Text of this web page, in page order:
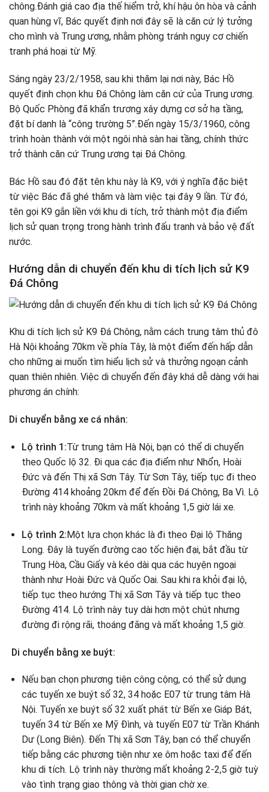
chông.Đánh giá cao địa thế hiểm trở, khí hậu ôn hòa và cảnh
quan hùng vĩ, Bác quyết định nơi đây sẽ là căn cứ lý tưởng
cho mình và Trung ương, nhằm phòng tránh nguy cơ chiến
tranh phá hoại từ Mỹ.
Sáng ngày 23/2/1958, sau khi thăm lại nơi này, Bác Hồ
quyết định chọn khu Đá Chông làm căn cứ của Trung ương.
Bộ Quốc Phòng đã khẩn trương xây dựng cơ sở hạ tầng,
đặt bí danh là “công trường 5”.Đến ngày 15/3/1960, công
trình hoàn thành với một ngôi nhà sàn hai tầng, chính thức
trở thành căn cứ Trung ương tại Đá Chông.
Bác Hồ sau đó đặt tên khu này là K9, với ý nghĩa đặc biệt
từ việc Bác đã ghé thăm và làm việc tại đây 9 lần. Từ đó,
tên gọi K9 gắn liền với khu di tích, trở thành một địa điểm
lịch sử quan trọng trong hành trình đấu tranh và bảo vệ đất
nước.
Hướng dẫn di chuyển đến khu di tích lịch sử K9
Đá Chông
Khu di tích lịch sử K9 Đá Chông, nằm cách trung tâm thủ đô
Hà Nội khoảng 70km về phía Tây, là một điểm đến hấp dẫn
cho những ai muốn tìm hiểu lịch sử và thưởng ngoạn cảnh
quan thiên nhiên. Việc di chuyển đến đây khá dễ dàng với hai
phương án chính:
Di chuyển bằng xe cá nhân:
Lộ trình 1:Từ trung tâm Hà Nội, bạn có thể di chuyển
theo Quốc lộ 32. Đi qua các địa điểm như Nhổn, Hoài
Đức và đến Thị xã Sơn Tây. Từ Sơn Tây, tiếp tục đi theo
Đường 414 khoảng 20km để đến Đồi Đá Chông, Ba Vì. Lộ
trình này khoảng 70km và mất khoảng 1,5 giờ lái xe.
Lộ trình 2:Một lựa chọn khác là đi theo Đại lộ Thăng
Long. Đây là tuyến đường cao tốc hiện đại, bắt đầu từ
Trung Hòa, Cầu Giấy và kéo dài qua các huyện ngoại
thành như Hoài Đức và Quốc Oai. Sau khi ra khỏi đại lộ,
tiếp tục theo hướng Thị xã Sơn Tây và tiếp tục theo
Đường 414. Lộ trình này tuy dài hơn một chút nhưng
đường đi rộng rãi, thoáng đãng và mất khoảng 1,5 giờ.
Di chuyển bằng xe buýt:
Nếu bạn chọn phương tiện công cộng, có thể sử dụng
các tuyến xe buýt số 32, 34 hoặc E07 từ trung tâm Hà
Nội. Tuyến xe buýt số 32 xuất phát từ Bến xe Giáp Bát,
tuyến 34 từ Bến xe Mỹ Đình, và tuyến E07 từ Trần Khánh
Dư (Long Biên). Đến Thị xã Sơn Tây, bạn có thể chuyển
tiếp bằng các phương tiện như xe ôm hoặc taxi để đến
khu di tích. Lộ trình này thường mất khoảng 2-2,5 giờ tuỳ
vào tình trạng giao thông và thời gian chờ xe.